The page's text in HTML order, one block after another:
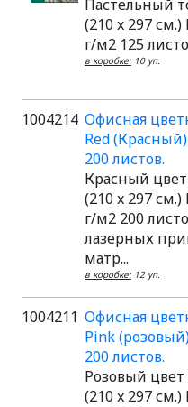
Пастельный
(210 x 297 см.)
г/м2 125
в коробке: 10 уп.
1004214 Офисная
Red
200 листов.
Красный
(210 x 297 см.)
г/м2 200
лазерных
матр...
в коробке: 12 уп.
1004211 Офисная
Pink
200 листов.
Розовый
(210 x 297 см.)